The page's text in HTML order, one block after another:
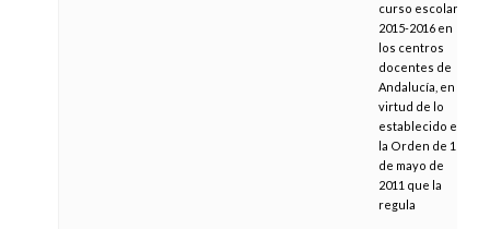
curso escolar
2015-2016 en
los centros
docentes de
Andalucía, en
virtud de lo
establecido en
la Orden de 18
de mayo de
2011 que la
regula